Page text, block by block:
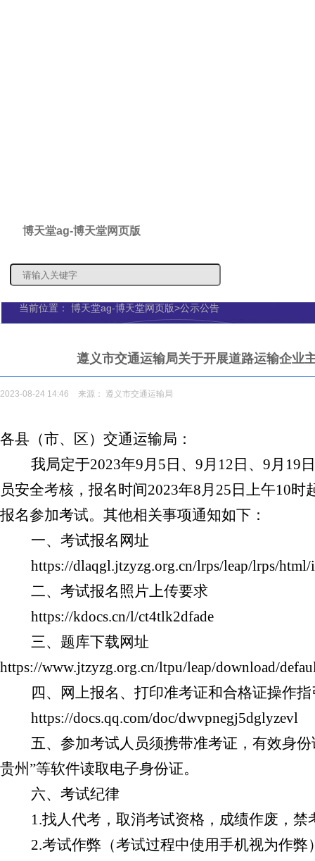
博天堂ag-博天堂网页版
当前位置： 博天堂ag-博天堂网页版>公示公告
遵义市交通运输局关于开展道路运输企业
2023-08-24 14:46 来源： 遵义市交通运输局
各县（市、区）交通运输局：
我局定于2023年9月5日、9月12日、9月19
员安全考核，报名时间2023年8月25日上午10
报名参加考试。其他相关事项通知如下：
一、考试报名网址
https://dlaqgl.jtzyzg.org.cn/lrps/leap/lrps/html/
二、考试报名照片上传要求
https://kdocs.cn/l/ct4tlk2dfade
三、题库下载网址
https://www.jtzyzg.org.cn/ltpu/leap/download/
四、网上报名、打印准考证和合格证操作指
https://docs.qq.com/doc/dwvpnegj5dglyzevl
五、参加考试人员须携带准考证，有效身份
贵州”等软件读取电子身份证。
六、考试纪律
1.找人代考，取消考试资格，成绩作废，禁
2.考试作弊（考试过程中使用手机视为作弊